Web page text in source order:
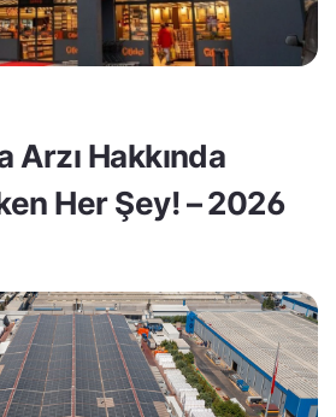
Arzı Hakkında
Her Şey! – 2026